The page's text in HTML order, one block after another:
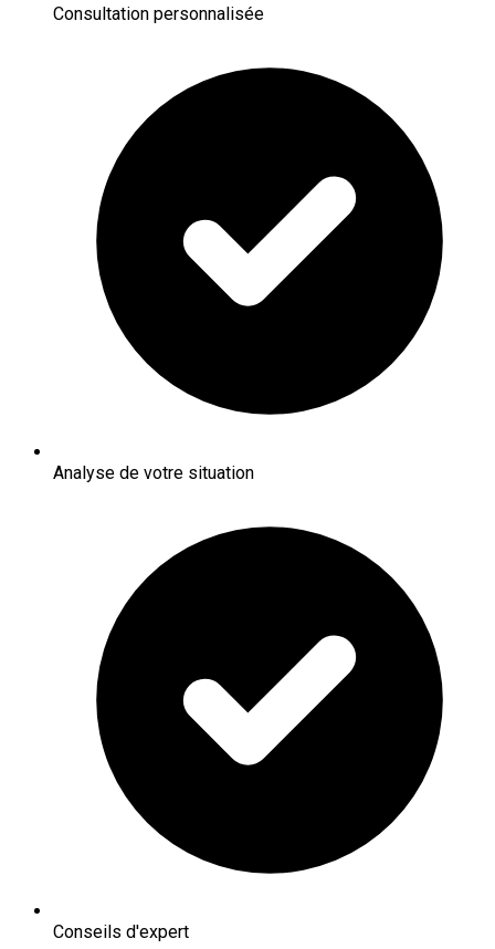
Consultation personnalisée
Analyse de votre situation
Conseils d'expert